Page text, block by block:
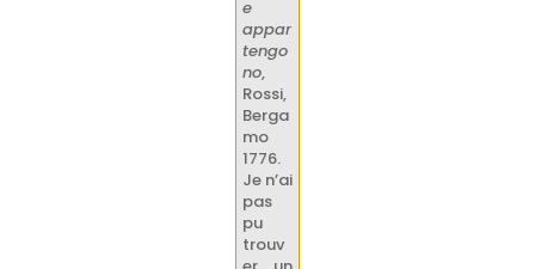
e
appar
tengo
no,
Rossi,
Berga
mo
1776.
Je n’ai
pas
pu
trouv